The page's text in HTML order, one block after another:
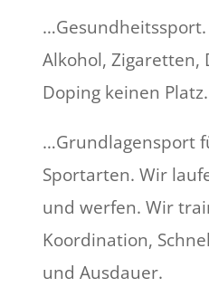
Alkohol, Zigaretten,
Doping keinen Platz.
…Grundlagensport
Sportarten. Wir
und werfen. Wir
Koordination,
und Ausdauer.